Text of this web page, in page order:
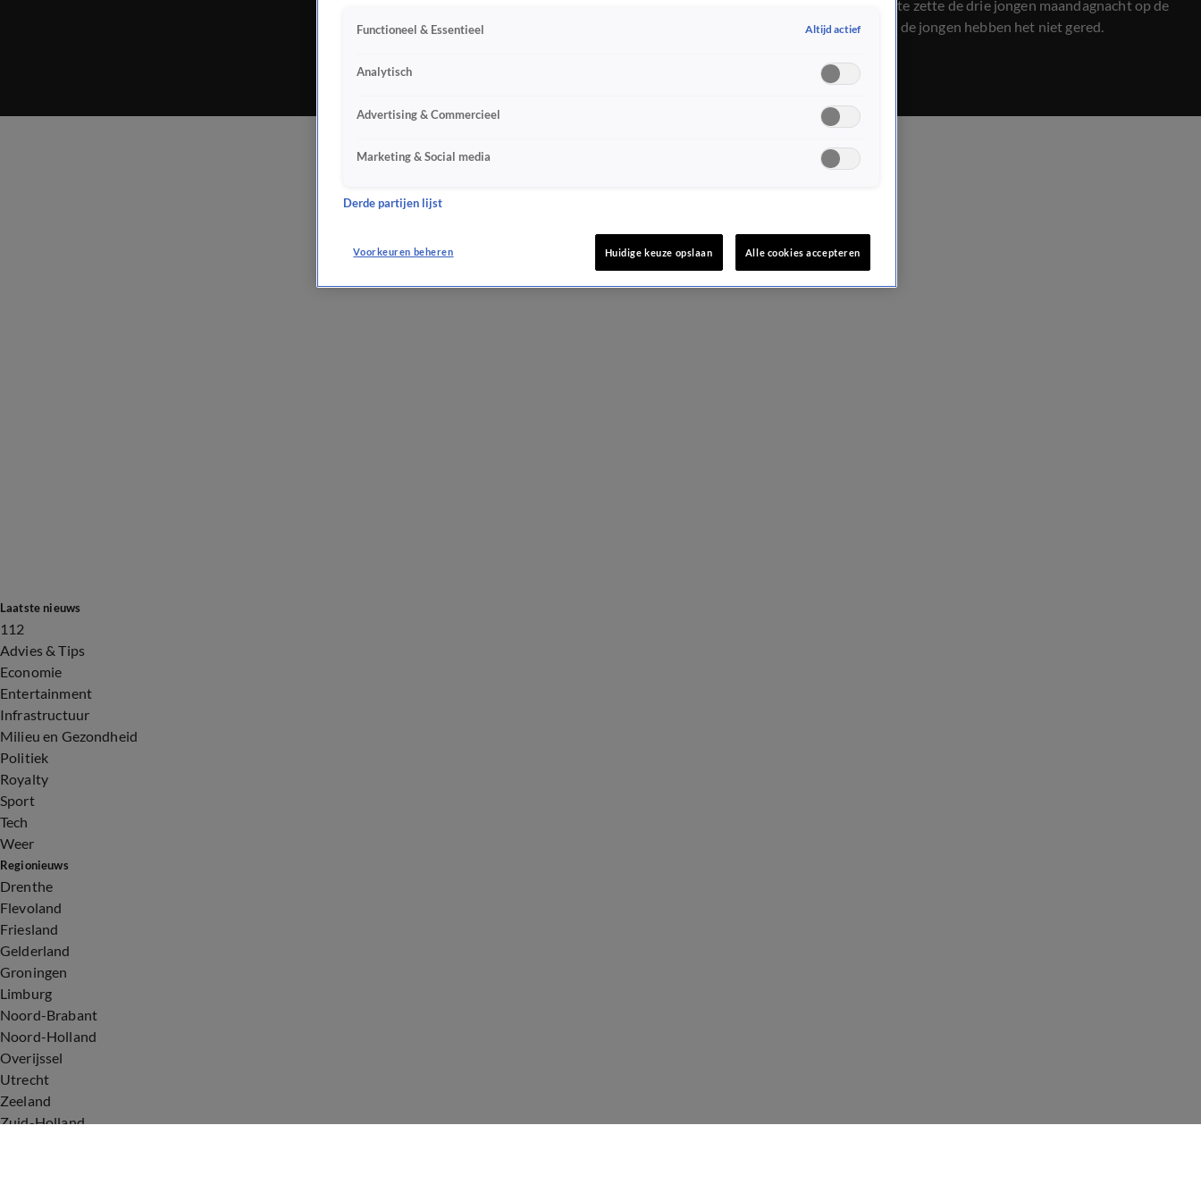
Leeuwin Bente zette de drie jongen maandagnacht op de
wereld, maar de jongen hebben het niet gered.
Laatste nieuws
112
Advies & Tips
Economie
Entertainment
Infrastructuur
Milieu en Gezondheid
Politiek
Royalty
Sport
Tech
Weer
Regionieuws
Drenthe
Flevoland
Friesland
Gelderland
Groningen
Limburg
Noord-Brabant
Noord-Holland
Overijssel
Utrecht
Zeeland
Zuid-Holland
Functioneel & Essentieel Altijd actief
Analytisch
Advertising & Commercieel
Marketing & Social media
Derde partijen lijst
Voorkeuren beheren Huidige keuze opslaan Alle cookies accepteren